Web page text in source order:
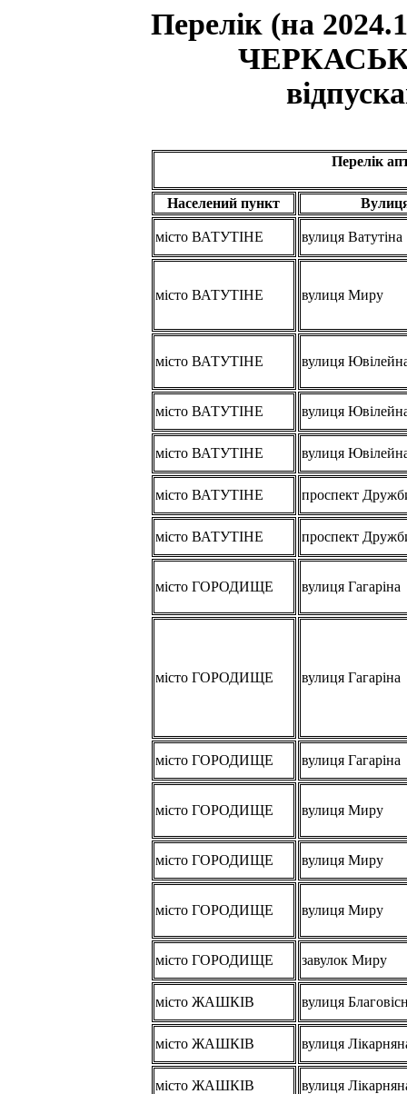
Перелік (на
Перелік
Населений пункт
місто ВАТУТІНЕ вулиця Ватутіна
місто ВАТУТІНЕ вулиця Миру
місто ВАТУТІНЕ вулиця
місто ВАТУТІНЕ вулиця
місто ВАТУТІНЕ вулиця
місто ВАТУТІНЕ проспект
місто ВАТУТІНЕ проспект
місто ГОРОДИЩЕ вулиця Гагаріна
місто ГОРОДИЩЕ вулиця Гагаріна
місто ГОРОДИЩЕ вулиця Гагаріна
місто ГОРОДИЩЕ вулиця Миру
місто ГОРОДИЩЕ вулиця Миру
місто ГОРОДИЩЕ вулиця Миру
місто ГОРОДИЩЕ завулок Миру
місто ЖАШКІВ вулиця
місто ЖАШКІВ вулиця
місто ЖАШКІВ вулиця